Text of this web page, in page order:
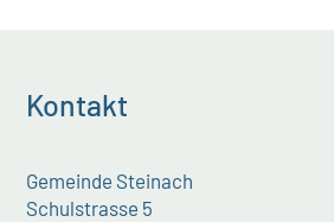
Kontakt
Gemeinde Steinach
Schulstrasse 5